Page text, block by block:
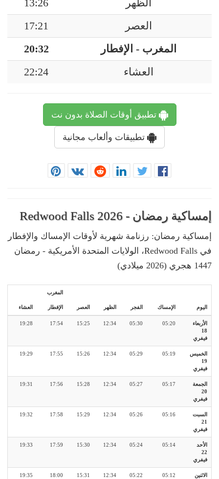
الظهر
13:26
العصر
17:21
المغرب - الإفطار
20:32
العشاء
22:24
تطبيق أوقات الصلاة بدون نت
تطبيقات وألعاب مجانية
إمساكية رمضان - Redwood Falls 2026
إمساكية رمضان: رزنامة شهرية لأوقات الإمساك والإفطار
في Redwood Falls، الولايات المتحدة الأمريكية - رمضان
1447 هجري (2026 ميلادي)
اليوم الإمساك الفجر الظهر العصر
المغرب
الإفطار العشاء
الأربعاء
18
فيفري
05:20
05:30
12:34
15:25
17:54
19:28
الخميس
19
فيفري
05:19
05:29
12:34
15:26
17:55
19:29
الجمعة
20
فيفري
05:17
05:27
12:34
15:28
17:56
19:31
السبت
21
فيفري
05:16
05:26
12:34
15:29
17:58
19:32
الأحد
22
فيفري
05:14
05:24
12:34
15:30
17:59
19:33
الاثنين
05:12
05:22
12:34
15:31
18:00
19:35